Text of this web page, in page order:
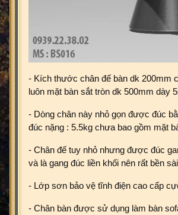
- Kích thước chân đế bàn dk 200mm
luôn mặt bàn sắt tròn dk 500mm dày
- Dòng chân này nhỏ gọn được đúc
đúc nặng : 5.5kg chưa bao gồm mặt
- Chân đế tuy nhỏ nhưng được đúc
và là gang đúc liền khối nên rất bền
- Lớp sơn bảo vệ tĩnh điện cao cấp
- Chân bàn được sử dụng làm bàn